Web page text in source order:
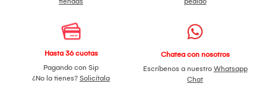
Hasta 36 cuotas
Pagando con Sip
¿No la tienes? Solicítala
Chatea con nosotros
Escríbenos a nuestro Whatsapp
Chat